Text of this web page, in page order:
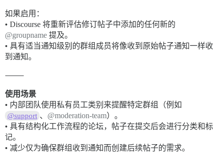
如果启用：
• Discourse 将重新评估修订帖子中添加的任何新的
@groupname 提及。
• 具有适当通知级别的群组成员将像收到原始帖子通知一样收
到通知。
⸻
使用场景
• 内部团队使用私有员工类别来提醒特定群组（例如
@support 、 @moderation-team）。
• 具有结构化工作流程的论坛，帖子在提交后会进行分类和标
记。
• 减少仅为确保群组收到通知而创建后续帖子的需求。